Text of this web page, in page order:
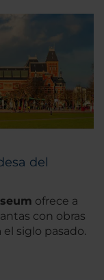
del
ofrece a
con obras
siglo pasado.